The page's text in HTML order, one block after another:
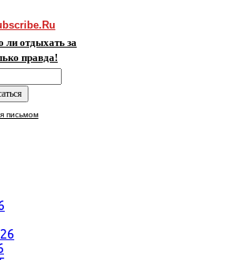
отдыхать за
правда!
письмом